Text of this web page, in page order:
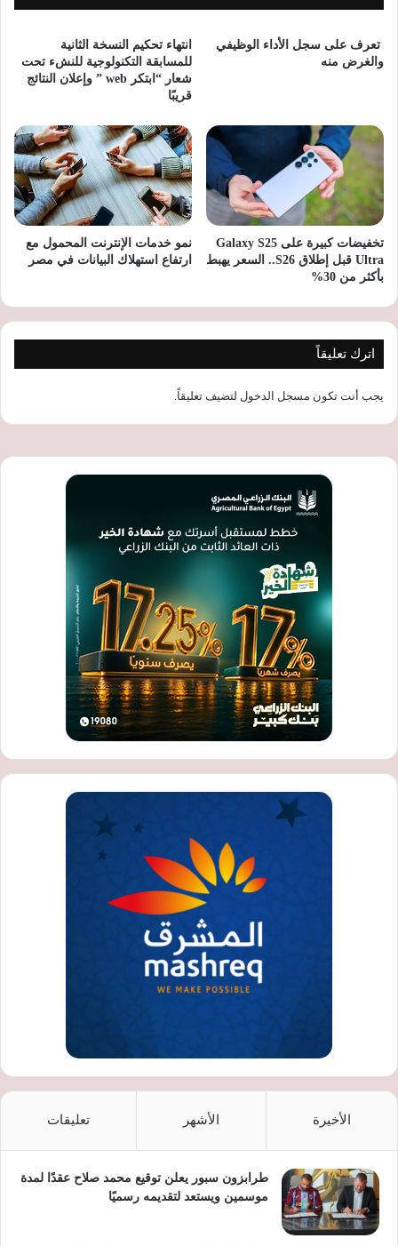
تعرف على سجل الأداء الوظيفي
والغرض منه
انتهاء تحكيم النسخة الثانية
للمسابقة التكنولوجية للنشء تحت
شعار “ابتكر web ” وإعلان النتائج
قريبًا
تخفيضات كبيرة على Galaxy S25
Ultra قبل إطلاق S26.. السعر يهبط
بأكثر من 30%
نمو خدمات الإنترنت المحمول مع
ارتفاع استهلاك البيانات في مصر
اترك تعليقاً
يجب أنت تكون مسجل الدخول لتضيف تعليقاً.
الأخيرة الأشهر تعليقات
طرابزون سبور يعلن توقيع محمد صلاح عقدًا لمدة
موسمين ويستعد لتقديمه رسميًا